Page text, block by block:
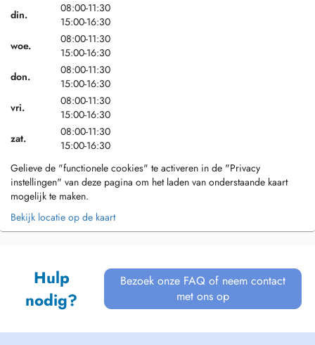
din.
08:00-11:30
15:00-16:30
woe.
08:00-11:30
15:00-16:30
don.
08:00-11:30
15:00-16:30
vri.
08:00-11:30
15:00-16:30
zat.
08:00-11:30
15:00-16:30
Gelieve de "functionele cookies" te activeren in de "Privacy
instellingen" van deze pagina om het laden van onderstaande kaart
mogelijk te maken.
Bekijk locatie op de kaart
Hulp
nodig?
Bezoek onze FAQ of neem contact
met ons op